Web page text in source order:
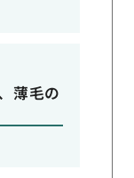
薄毛の